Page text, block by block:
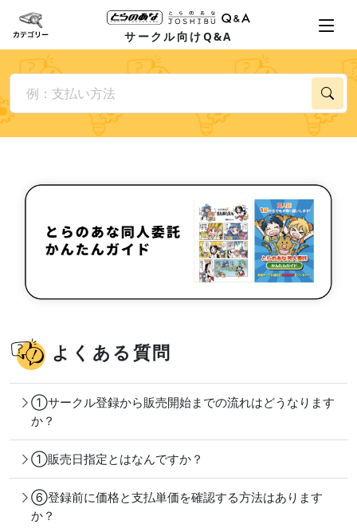
サークル向けQ&A
よくある質問
①サークル登録から販売開始までの流れはどうなります
か？
①販売日指定とはなんですか？
⑥登録前に価格と支払単価を確認する方法はあります
か？